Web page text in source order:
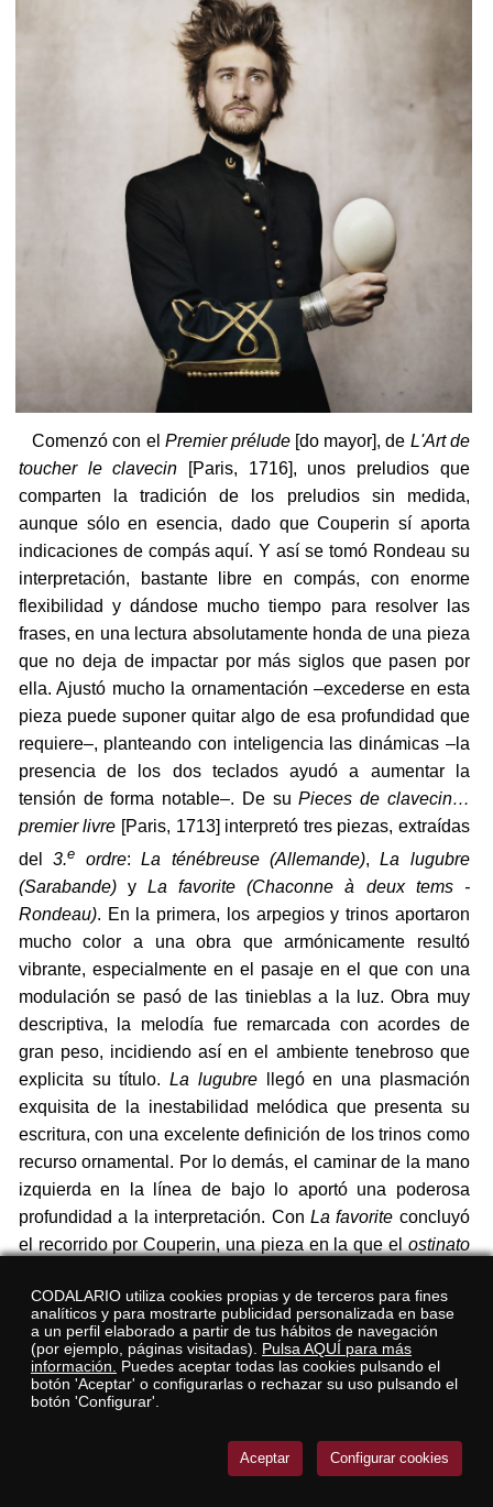
Comenzó con el Premier prélude[do mayor], de L'Art de
toucher le clavecin [Paris, 1716], unos preludios que
comparten la tradición de los preludios sin medida,
aunque sólo en esencia, dado que Couperin sí aporta
indicaciones de compás aquí. Y así se tomó Rondeau su
interpretación, bastante libre en compás, con enorme
flexibilidad y dándose mucho tiempo para resolver las
frases, en una lectura absolutamente honda de una pieza
que no deja de impactar por más siglos que pasen por
ella. Ajustó mucho la ornamentación –excederse en esta
pieza puede suponer quitar algo de esa profundidad que
requiere–, planteando con inteligencia las dinámicas –la
presencia de los dos teclados ayudó a aumentar la
tensión de forma notable–. De suPieces de clavecin…
premier livre [Paris, 1713] interpretó tres piezas, extraídas
del3.e ordre:La ténébreuse (Allemande),La lugubre
(Sarabande)yLa favorite
(Chaconne à deux tems -
Rondeau). En la primera, los arpegios y trinos aportaron
mucho color a una obra que armónicamente resultó
vibrante, especialmente en el pasaje en el que con una
modulación se pasó de las tinieblas a la luz. Obra muy
descriptiva, la melodía fue remarcada con acordes de
gran peso, incidiendo así en el ambiente tenebroso que
explicita su título.La lugubrellegó en una plasmación
exquisita de la inestabilidad melódica que presenta su
escritura, con una excelente definición de los trinos como
recurso ornamental. Por lo demás, el caminar de la mano
izquierda en la línea de bajo lo aportó una poderosa
profundidad a la interpretación. Con La favorite concluyó
el recorrido por Couperin, una pieza en la que el ostinato
posible, resolviendo con especial efectismo la escritura
paralela entre ambas manos, especialmente los pasajes
de contrapunto en espejo. Jugó de manera inteligente
con la densidad en ambos teclados, aumentando y
reduciendo la tensión. Fue el suyo un Couperin algo más
estricto, pero en el que pudo mostrar también su
poderosa sensibilidad y libertad como intérprete.
CODALARIO utiliza cookies propias y de terceros para fines
analíticos y para mostrarte publicidad personalizada en base
a un perfil elaborado a partir de tus hábitos de navegación
(por ejemplo, páginas visitadas). Pulsa AQUÍ para más
información.
Puedes aceptar todas las cookies pulsando el
botón 'Aceptar' o configurarlas o rechazar su uso pulsando el
botón 'Configurar'.
Aceptar Configurar cookies